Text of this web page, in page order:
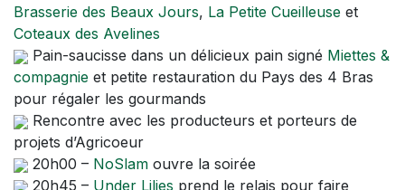
Brasserie des Beaux Jours, La Petite Cueilleuse et
Coteaux des Avelines
Pain-saucisse dans un délicieux pain signé Miettes &
compagnie et petite restauration du Pays des 4 Bras
pour régaler les gourmands
Rencontre avec les producteurs et porteurs de
projets d’Agricoeur
20h00 – NoSlam ouvre la soirée
20h45 – Under Lilies prend le relais pour faire